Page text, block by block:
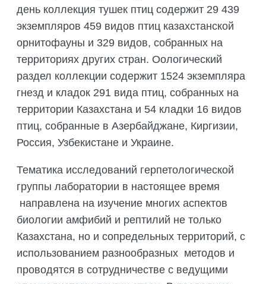
день коллекция тушек птиц содержит 29 439
экземпляров 459 видов птиц казахстанской
орнитофауны и 329 видов, собранных на
территориях других стран. Оологический
раздел коллекции содержит 1524 экземпляра
гнезд и кладок 291 вида птиц, собранных на
территории Казахстана и 54 кладки 16 видов
птиц, собранные в Азербайджане, Киргизии,
Россия, Узбекистане и Украине.
Тематика исследований герпетологической
группы лаборатории в настоящее время
направлена на изучение многих аспектов
биологии амфибий и рептилий не только
Казахстана, но и сопредельных территорий, с
использованием разнообразных методов и
проводятся в сотрудничестве с ведущими